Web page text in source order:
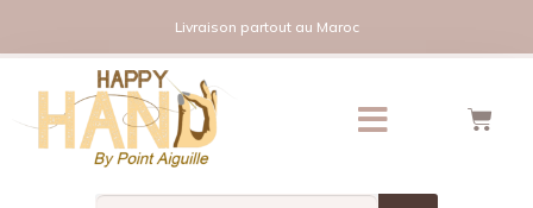
Livraison partout au Maroc